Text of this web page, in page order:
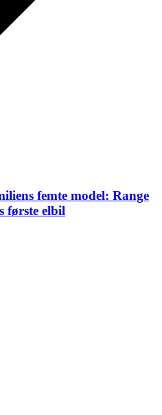
femte model: Range
første elbil